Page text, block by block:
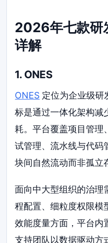
2026年七款研
详解
1. ONES
ONES 定位为企业级研
标是通过一体化架构减
耗。平台覆盖项目管理
试管理、流水线与代码
块间自然流动而非孤立
面向中大型组织的治理
程配置、细粒度权限模
效能度量方面，平台内
支持团队以数据驱动方